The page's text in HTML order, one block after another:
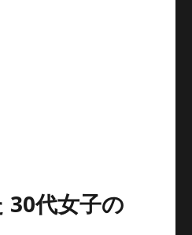
30代女子の